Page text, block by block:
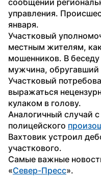
управления.
января.
Участковый
местным жителям,
мошенников. В
мужчина,
Участковый
выражаться
кулаком в голову.
Аналогичный случай
полицейского
Вахтовик устроил
участкового.
Самые важные
«Север-Пресс».